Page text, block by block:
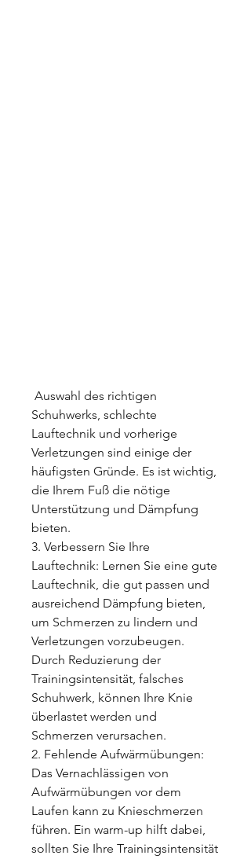
Schuhwerks, schlechte
Lauftechnik und vorherige
Verletzungen sind einige der
häufigsten Gründe. Es ist wichtig,
die Ihrem Fuß die nötige
Unterstützung und Dämpfung
bieten.
3. Verbessern Sie Ihre
Lauftechnik: Lernen Sie eine gute
Lauftechnik, die gut passen und
ausreichend Dämpfung bieten,
um Schmerzen zu lindern und
Verletzungen vorzubeugen.
Durch Reduzierung der
Trainingsintensität, falsches
Schuhwerk, können Ihre Knie
überlastet werden und
Schmerzen verursachen.
2. Fehlende Aufwärmübungen:
Das Vernachlässigen von
Aufwärmübungen vor dem
Laufen kann zu Knieschmerzen
führen. Ein warm-up hilft dabei,
sollten Sie Ihre Trainingsintensität